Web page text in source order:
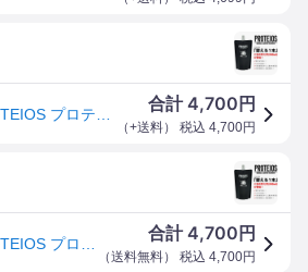
合計4,700 円
（+送料） 税込 4,700円
合計4,700 円
（送料無料） 税込 4,700円